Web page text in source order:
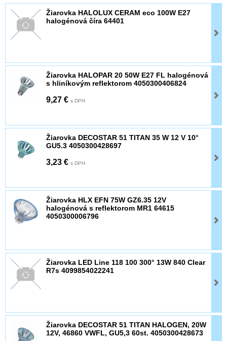
Žiarovka HALOLUX CERAM eco 100W E27
halogénová číra 64401
Žiarovka HALOPAR 20 50W E27 FL halogénová
s hliníkovým reflektorom 4050300406824
9,27 € s DPH
Žiarovka DECOSTAR 51 TITAN 35 W 12 V 10°
GU5.3 4050300428697
3,23 € s DPH
Žiarovka HLX EFN 75W GZ6.35 12V
halogénová s reflektorom MR1 64615
4050300006796
Žiarovka LED Line 118 100 300° 13W 840 Clear
R7s 4099854022241
Žiarovka DECOSTAR 51 TITAN HALOGEN, 20W
12V, 46860 VWFL, GU5,3 60st. 4050300428673